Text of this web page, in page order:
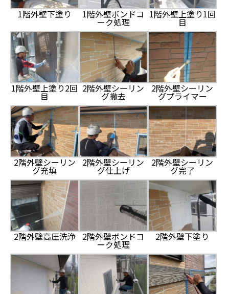
1階外壁下塗り 1階外壁ボンドコ
ーク処理
1階外壁上塗り1回
目
1階外壁上塗り2回
目
2階外壁シーリン
グ撤去
2階外壁シーリン
グプライマー
2階外壁シーリン
グ充填
2階外壁シーリン
グ仕上げ
2階外壁シーリン
グ完了
2階外壁高圧洗浄 2階外壁ボンドコ
ーク処理
2階外壁下塗り